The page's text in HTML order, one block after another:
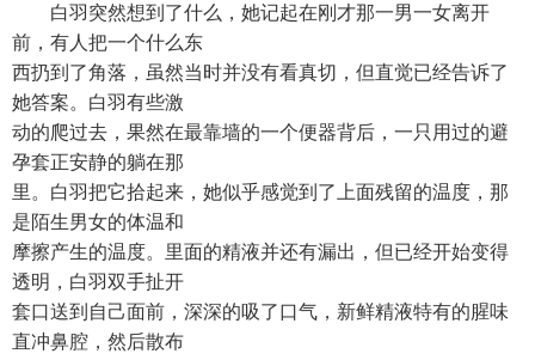
白羽突然想到了什么，她记起在刚才那一男一女离开
前，有人把一个什么东
西扔到了角落，虽然当时并没有看真切，但直觉已经告诉了
她答案。白羽有些激
动的爬过去，果然在最靠墙的一个便器背后，一只用过的避
孕套正安静的躺在那
里。白羽把它拾起来，她似乎感觉到了上面残留的温度，那
是陌生男女的体温和
摩擦产生的温度。里面的精液并还有漏出，但已经开始变得
透明，白羽双手扯开
套口送到自己面前，深深的吸了口气，新鲜精液特有的腥味
直冲鼻腔，然后散布